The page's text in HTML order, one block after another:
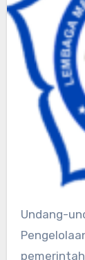
Undang-undang nomor 18 tahun 2008 tentang